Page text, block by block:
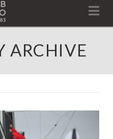
2026
ARCHIVE